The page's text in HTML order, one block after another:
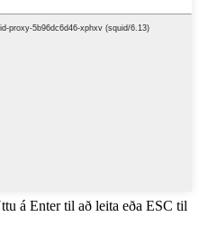
á Enter til að leita eða ESC til